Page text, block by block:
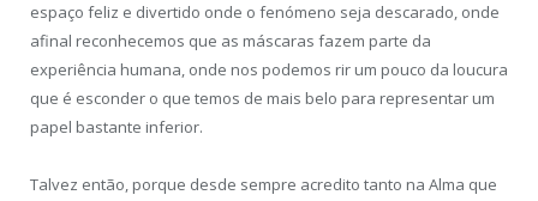
espaço feliz e divertido onde o fenómeno seja descarado, onde
afinal reconhecemos que as máscaras fazem parte da
experiência humana, onde nos podemos rir um pouco da loucura
que é esconder o que temos de mais belo para representar um
papel bastante inferior.
Talvez então, porque desde sempre acredito tanto na Alma que